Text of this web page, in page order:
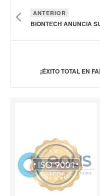
ANTERIOR
¡ÉXITO TOTAL EN